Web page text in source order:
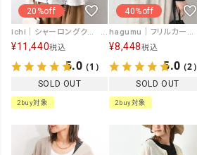
20%off
ichi｜シャーロングクロスカーディガン [[251106]][C]
¥11,440税込
5.0（1）
SOLD OUT
2buy対象
40%off
hagumu｜フリルカーディガン [[ha-CD-32]][C]
¥8,448税込
5.0（2）
SOLD OUT
2buy対象